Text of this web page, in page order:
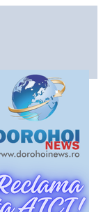
pe 1 septembrie: